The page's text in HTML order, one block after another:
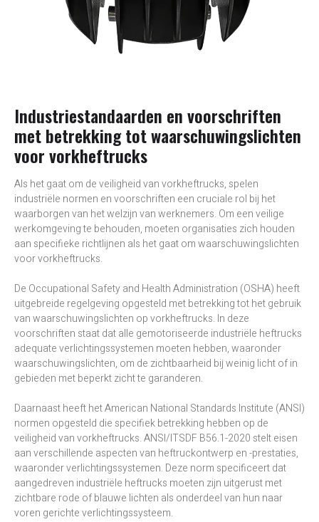
Industriestandaarden en voorschriften
met betrekking tot waarschuwingslichten
voor vorkheftrucks
Als het gaat om de veiligheid van vorkheftrucks, spelen
industriële normen en voorschriften een cruciale rol bij het
waarborgen van het welzijn van werknemers. Om een veilige
werkomgeving te behouden, moeten organisaties zich houden
aan specifieke richtlijnen als het gaat om waarschuwingslichten
voor vorkheftrucks.
De Occupational Safety and Health Administration (OSHA) heeft
uitgebreide regelgeving opgesteld met betrekking tot het gebruik
van waarschuwingslichten op vorkheftrucks. In deze
voorschriften staat dat alle gemotoriseerde industriële heftrucks
adequate verlichtingssystemen moeten hebben, waaronder
waarschuwingslichten, om de zichtbaarheid bij weinig licht of in
gebieden met beperkt zicht te garanderen.
Daarnaast heeft het American National Standards Institute (ANSI)
normen opgesteld die specifiek betrekking hebben op de
veiligheid van vorkheftrucks. ANSI/ITSDF B56.1-2020 stelt eisen
aan verschillende aspecten van heftruckontwerp en -prestaties,
waaronder verlichtingssystemen. Deze norm specificeert dat
aangedreven industriële heftrucks moeten zijn uitgerust met
zichtbare rode of blauwe lichten als onderdeel van hun naar
voren gerichte verlichtingssysteem.